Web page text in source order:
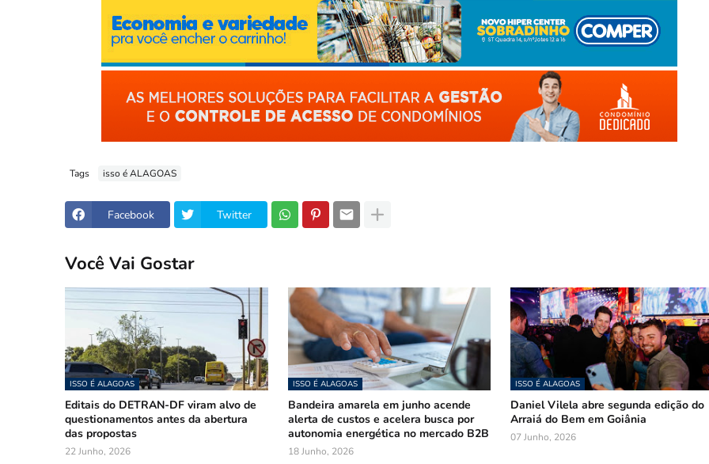
Tags isso é ALAGOAS
Facebook Twitter
Você Vai Gostar
ISSO É ALAGOAS
Editais do DETRAN-DF viram alvo de
questionamentos antes da abertura
das propostas
22 Junho, 2026
ISSO É ALAGOAS
Bandeira amarela em junho acende
alerta de custos e acelera busca por
autonomia energética no mercado B2B
18 Junho, 2026
ISSO É ALAGOAS
Daniel Vilela abre segunda edição do
Arraiá do Bem em Goiânia
07 Junho, 2026